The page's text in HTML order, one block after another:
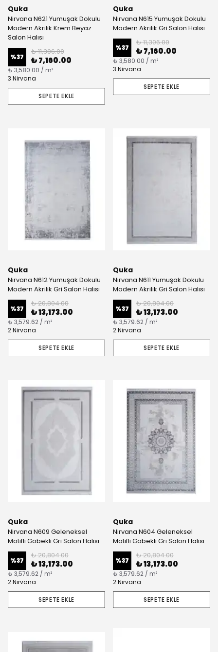
Quka
Nirvana N621 Yumuşak Dokulu
Modern Akrilik Krem Beyaz
Salon Halısı
%37
₺ 11,306.00
₺ 7,160.00
₺ 3,580.00 / m²
3 Nirvana
SEPETE EKLE
Quka
Nirvana N615 Yumuşak Dokulu
Modern Akrilik Gri Salon Halısı
%37
₺ 11,306.00
₺ 7,160.00
₺ 3,580.00 / m²
3 Nirvana
SEPETE EKLE
Quka
Nirvana N612 Yumuşak Dokulu
Modern Akrilik Gri Salon Halısı
%37
₺ 20,804.00
₺ 13,173.00
₺ 3,579.62 / m²
2 Nirvana
SEPETE EKLE
Quka
Nirvana N611 Yumuşak Dokulu
Modern Akrilik Gri Salon Halısı
%37
₺ 20,804.00
₺ 13,173.00
₺ 3,579.62 / m²
2 Nirvana
SEPETE EKLE
Quka
Nirvana N609 Geleneksel
Motifli Göbekli Gri Salon Halısı
%37
₺ 20,804.00
₺ 13,173.00
₺ 3,579.62 / m²
2 Nirvana
SEPETE EKLE
Quka
Nirvana N604 Geleneksel
Motifli Göbekli Gri Salon Halısı
%37
₺ 20,804.00
₺ 13,173.00
₺ 3,579.62 / m²
2 Nirvana
SEPETE EKLE